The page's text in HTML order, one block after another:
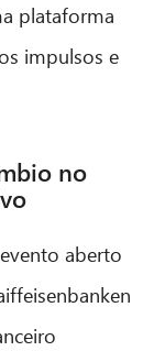
plataforma
impulsos e
no
aberto